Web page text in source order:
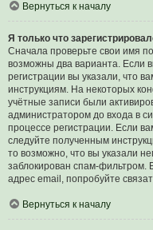
Вернуться к началу
Я только что
Сначала проверьте свои имя
возможны два варианта. Если
регистрации вы указали, что
инструкциям. На некоторых
учётные записи были
администратором до входа в
процессе регистрации. Если
следуйте полученным
то возможно, что вы указали
заблокирован спам-фильтром.
адрес email, попробуйте
Вернуться к началу